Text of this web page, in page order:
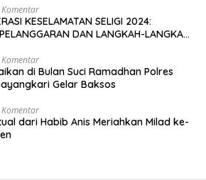
KESELAMATAN SELIGI 2024:
DAN LANGKAH-LANGKAH
di Bulan Suci Ramadhan Polres
Gelar Baksos
dari Habib Anis Meriahkan Milad ke-